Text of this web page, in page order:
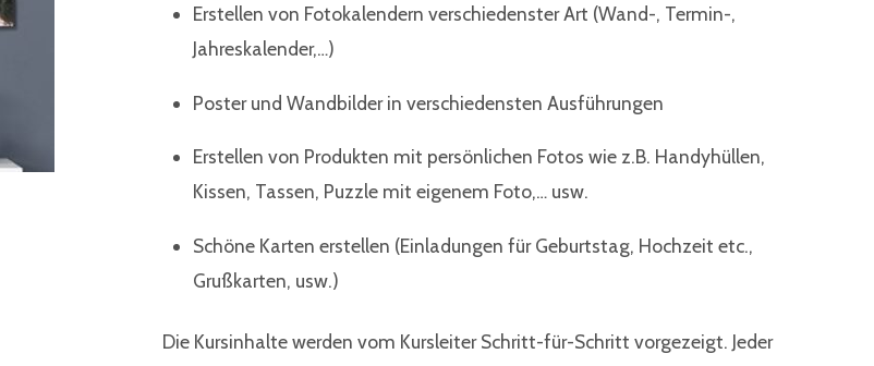
Erstellen von Fotokalendern verschiedenster Art (Wand-, Termin-,
Jahreskalender,…)
Poster und Wandbilder in verschiedensten Ausführungen
Erstellen von Produkten mit persönlichen Fotos wie z.B. Handyhüllen,
Kissen, Tassen, Puzzle mit eigenem Foto,… usw.
Schöne Karten erstellen (Einladungen für Geburtstag, Hochzeit etc.,
Grußkarten, usw.)
Die Kursinhalte werden vom Kursleiter Schritt-für-Schritt vorgezeigt. Jeder